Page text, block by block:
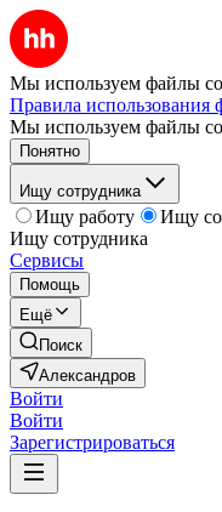
Мы используем файлы
Правила использования
Мы используем файлы
Понятно
Ищу сотрудника
Ищу работу
Ищу
Ищу сотрудника
Сервисы
Помощь
Ещё
Поиск
Александров
Войти
Войти
Зарегистрироваться